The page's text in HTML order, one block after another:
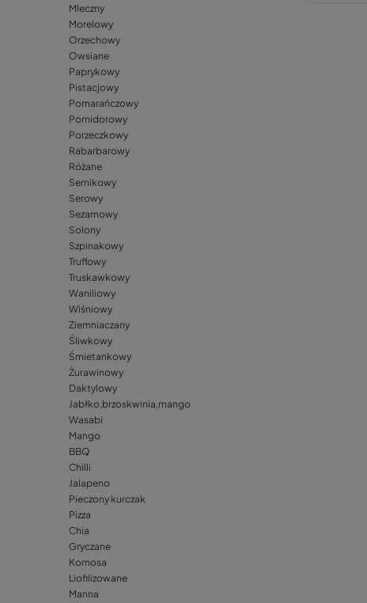
Mleczny
Morelowy
Orzechowy
Owsiane
Paprykowy
Pistacjowy
Pomarańczowy
Pomidorowy
Porzeczkowy
Rabarbarowy
Różane
Sernikowy
Serowy
Sezamowy
Solony
Szpinakowy
Truflowy
Truskawkowy
Waniliowy
Wiśniowy
Ziemniaczany
Śliwkowy
Śmietankowy
Żurawinowy
Daktylowy
Jabłko,brzoskwinia,mango
Wasabi
Mango
BBQ
Chilli
Jalapeno
Pieczony kurczak
Pizza
Chia
Gryczane
Komosa
Liofilizowane
Manna